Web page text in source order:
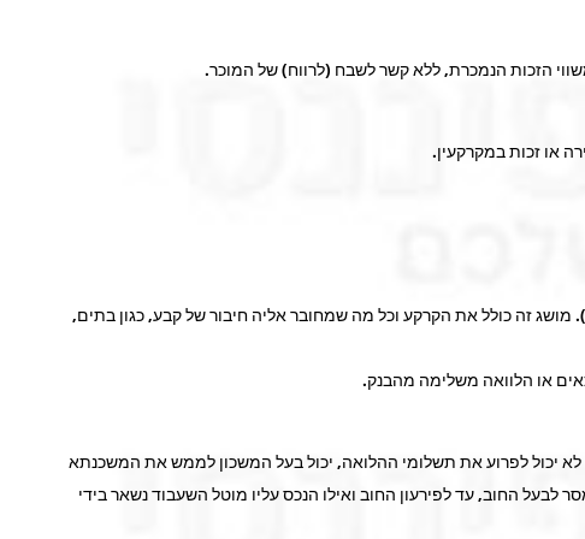
הזכות הנמכרת, ללא קשר לשבח (לרווח) של המוכר.
או זכות במקרקעין.
מושג זה כולל את הקרקע וכל מה שמחובר אליה חיבור של קבע, כגון בתים,
או הלוואה משלימה מהבנק.
יכול לפרוע את תשלומי ההלואה, יכול בעל המשכון לממש את המשכנתא
לבעל החוב, עד לפירעון החוב ואילו הנכס עליו מוטל השעבוד נשאר בידי